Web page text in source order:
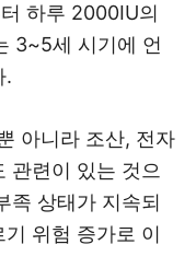
하루 2000IU의
3~5세 시기에 언
.
아니라 조산, 전자
관련이 있는 것으
족 상태가 지속되
위험 증가로 이